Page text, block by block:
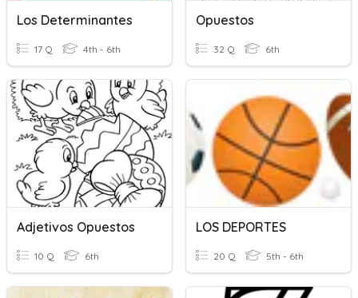
Los Determinantes
17 Q 4th - 6th
Opuestos
32 Q 6th
Adjetivos Opuestos
10 Q 6th
LOS DEPORTES
20 Q 5th - 6th